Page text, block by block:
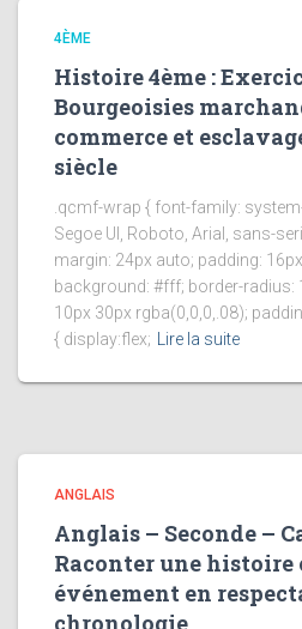
4ÈME
Histoire 4ème :
Bourgeoisies
commerce et
siècle
.qcmf-wrap { font-family:
Segoe UI, Roboto, Arial, sans-
margin: 24px auto; padding:
background: #fff; border-radius:
10px 30px rgba(0,0,0,.08);
{ display:flex;
Lire la suite
ANGLAIS
Anglais – Seconde –
Raconter une histoire
événement en
chronologie